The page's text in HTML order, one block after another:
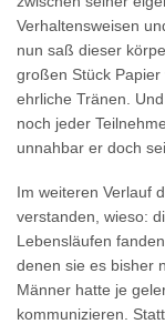
Verhaltensweisen
nun saß dieser
großen Stück Papier
ehrliche Tränen.
noch jeder
unnahbar er doch
Im weiteren Verlauf
verstanden, wieso:
Lebensläufen
denen sie es bisher
Männer hatte je
kommunizieren.